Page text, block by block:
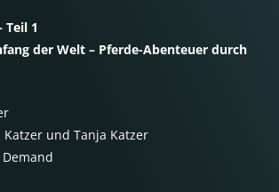
Teil 1
der Welt – Pferde-Abenteuer durch
Katzer und Tanja Katzer